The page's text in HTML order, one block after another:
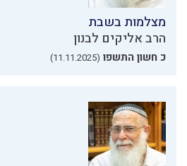
מצלמות בשבת
הרב אליקים לבנון
כ חשון התשפו (11.11.2025)